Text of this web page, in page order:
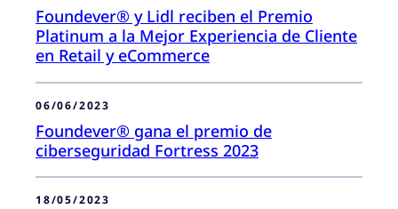
Foundever® y Lidl reciben el Premio
Platinum a la Mejor Experiencia de Cliente
en Retail y eCommerce
06/06/2023
Foundever® gana el premio de
ciberseguridad Fortress 2023
18/05/2023